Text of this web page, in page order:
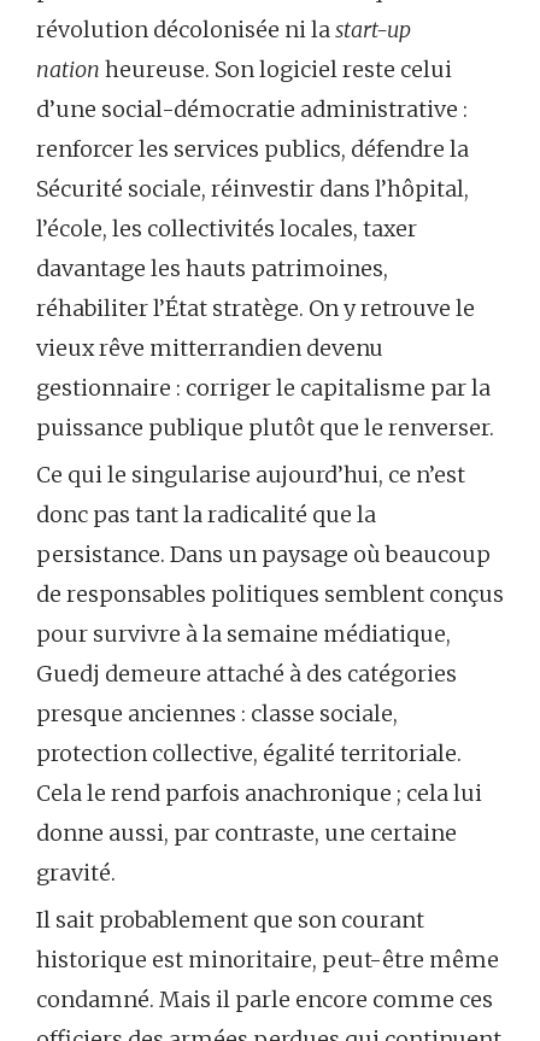
révolution décolonisée ni lastart-up
nation heureuse. Son logiciel reste celui
d’une social-démocratie administrative :
renforcer les services publics, défendre la
Sécurité sociale, réinvestir dans l’hôpital,
l’école, les collectivités locales, taxer
davantage les hauts patrimoines,
réhabiliter l’État stratège. On y retrouve le
vieux rêve mitterrandien devenu
gestionnaire : corriger le capitalisme par la
puissance publique plutôt que le renverser.
Ce qui le singularise aujourd’hui, ce n’est
donc pas tant la radicalité que la
persistance. Dans un paysage où beaucoup
de responsables politiques semblent conçus
pour survivre à la semaine médiatique,
Guedj demeure attaché à des catégories
presque anciennes : classe sociale,
protection collective, égalité territoriale.
Cela le rend parfois anachronique ; cela lui
donne aussi, par contraste, une certaine
gravité.
Il sait probablement que son courant
historique est minoritaire, peut-être même
condamné. Mais il parle encore comme ces